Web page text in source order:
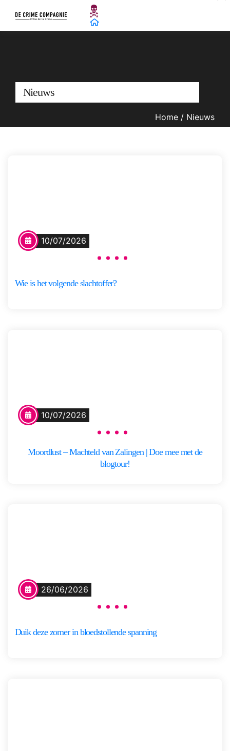
Nieuws
Home / Nieuws
10/07/2026
Wie is het volgende slachtoffer?
10/07/2026
Moordlust – Machteld van Zalingen | Doe mee met de
blogtour!
26/06/2026
Duik deze zomer in bloedstollende spanning